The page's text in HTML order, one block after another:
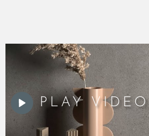
PLAY VIDEO